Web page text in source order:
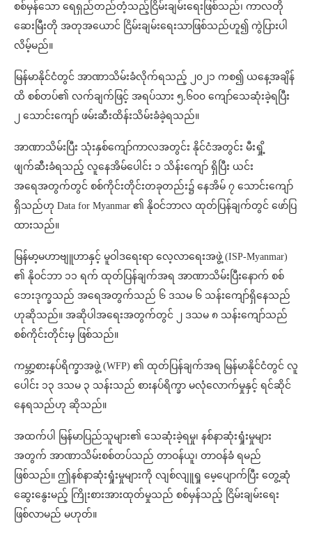
စစ်မှန်သော ရေရှည်တည်တံ့သည့်ငြိမ်းချမ်းရေးဖြစ်သည်၊ ကာလတို
ဆေးမြီးတို အတုအယောင် ငြိမ်းချမ်းရေးသာဖြစ်သည်ဟူ၍ ကွဲပြားပါ
လိမ့်မည်။
မြန်မာနိုင်ငံတွင် အာဏာသိမ်းခံလိုက်ရသည့် ၂၀၂၁ ကစ၍ ယနေ့အချိန်
ထိ စစ်တပ်၏ လက်ချက်ဖြင့် အရပ်သား ၅,၆၀၀ ကျော်သေဆုံးခဲ့ရပြီး
၂ သောင်းကျော် ဖမ်းဆီးထိန်းသိမ်းခံခဲ့ရသည်။
အာဏာသိမ်းပြီး သုံးနှစ်ကျော်ကာလအတွင်း နိုင်ငံအတွင်း မီးရှို့
ဖျက်ဆီးခံရသည့် လူနေအိမ်ပေါင်း ၁ သိန်းကျော် ရှိပြီး ယင်း
အရေအတွက်တွင် စစ်ကိုင်းတိုင်းတခုတည်း၌ နေအိမ် ၇ သောင်းကျော်
ရှိသည်ဟု Data for Myanmar ၏ နိုဝင်ဘာလ ထုတ်ပြန်ချက်တွင် ဖော်ပြ
ထားသည်။
မြန်မာ့မဟာဗျူဟာနှင့် မူဝါဒရေးရာ လေ့လာရေးအဖွဲ့ (ISP-Myanmar)
၏ နိုဝင်ဘာ ၁၁ ရက် ထုတ်ပြန်ချက်အရ အာဏာသိမ်းပြီးနောက် စစ်
ဘေးဒုက္ခသည် အရေအတွက်သည် ၆ ဒသမ ၆ သန်းကျော်ရှိနေသည်
ဟုဆိုသည်။ အဆိုပါအရေးအတွက်တွင် ၂ ဒသမ ၈ သန်းကျော်သည်
စစ်ကိုင်းတိုင်းမှ ဖြစ်သည်။
ကမ္ဘာ့စားနပ်ရိက္ခာအဖွဲ့ (WFP) ၏ ထုတ်ပြန်ချက်အရ မြန်မာနိုင်ငံတွင် လူ
ပေါင်း ၁၃ ဒသမ ၃ သန်းသည် စားနပ်ရိက္ခာ မလုံလောက်မှုနှင့် ရင်ဆိုင်
နေရသည်ဟု ဆိုသည်။
အထက်ပါ မြန်မာပြည်သူများ၏ သေဆုံးခဲ့ရမှု၊ နစ်နာဆုံးရှုံးမှုများ
အတွက် အာဏာသိမ်းစစ်တပ်သည် တာဝန်ယူ၊ တာဝန်ခံ ရမည်
ဖြစ်သည်။ ဤနစ်နာဆုံးရှုံးမှုများကို လျစ်လျူရှု မေ့ပျောက်ပြီး တွေ့ဆုံ
ဆွေးနွေးမည့် ကြိုးစားအားထုတ်မှုသည် စစ်မှန်သည့် ငြိမ်းချမ်းရေး
ဖြစ်လာမည် မဟုတ်။